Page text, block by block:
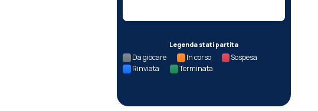
Legenda stati partita
Da giocare In corso
Sospesa
Rinviata
Terminata